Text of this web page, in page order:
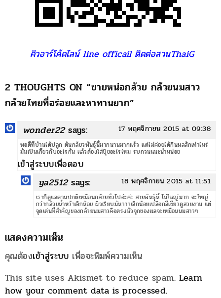
คิวอาร์โค้ดไลน์ line officail ติดต่อสวนThaiG
2 THOUGHTS ON “ขายหน่อกล้วย กล้วยนมสาว
กล้วยไทยที่อร่อยและหาทานยาก”
wonder22 says: 17 พฤศจิกายน 2015 at 09:38
พอดีที่บ้านได้ปลูก ต้นกล้ยวพันธุ์นี้มากนานมากแร้ว แต่ไม่ค่อยได้กินผลสักเท่าไหร่
มันเป็นเกี่ยวกับอะไรกัน เเล้วต้องใส่ปุ๋ยอะไรไหม รบกวนแนะนำหน่อย
เข้าสู่ระบบเพื่อตอบ
ya2512 says: 18 พฤศจิกายน 2015 at 11:51
เราก็ดูแลตามปกติเหมือนกล้วยทั่วไปอ่ะค่ะ สายพันธุ์นี้ ไม่ใหญ่มาก จะใหญ่
กว่ากล้วยน้ำหว้าเล็กน้อย ผิวเรียบมันวาวเล็กน้อยเปลือกสีเขียวดูสวยงาม แต่
จุดเด่นที่สำคัญของกล้วยนมสาวคือตรงหัวจุกของผลจะเหมือนนมสาวๆ
แสดงความเห็น
คุณต้องเข้าสู่ระบบ เพื่อจะพิมพ์ความเห็น
This site uses Akismet to reduce spam. Learn
how your comment data is processed.